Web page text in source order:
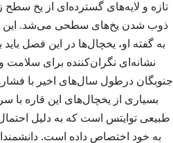
تازه و لایه‌های گسترده‌ای از یخ سطح
ذوب شدن یخ‌های سطحی می‌شد. این
به گفته او، یخچال‌ها در این فصل
نشانه‌ای نگران‌کننده برای
جنوبگان درطول سال‌های اخیر با
بسیاری از یخچال‌های این قاره
طبیعی توایتس است که به دلیل
به خود اختصاص داده است.